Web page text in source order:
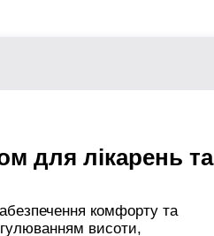
для лікарень та
комфорту та
висоти,